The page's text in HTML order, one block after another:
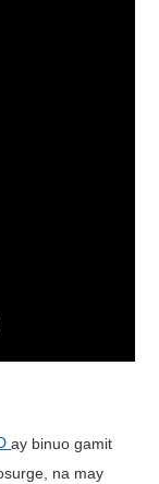
ay binuo gamit
na may